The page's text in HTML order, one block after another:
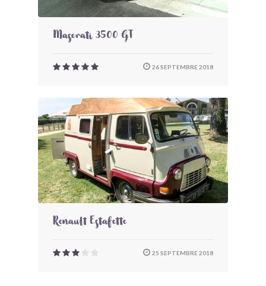
Maserati 3500 GT
26 SEPTEMBRE 2018
Renault Estafette
25 SEPTEMBRE 2018